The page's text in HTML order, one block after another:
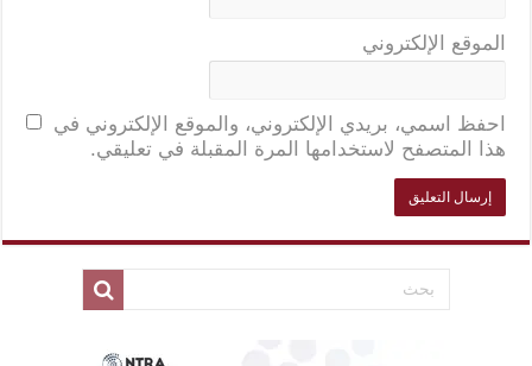
الموقع الإلكتروني
احفظ اسمي، بريدي الإلكتروني، والموقع الإلكتروني في
هذا المتصفح لاستخدامها المرة المقبلة في تعليقي.